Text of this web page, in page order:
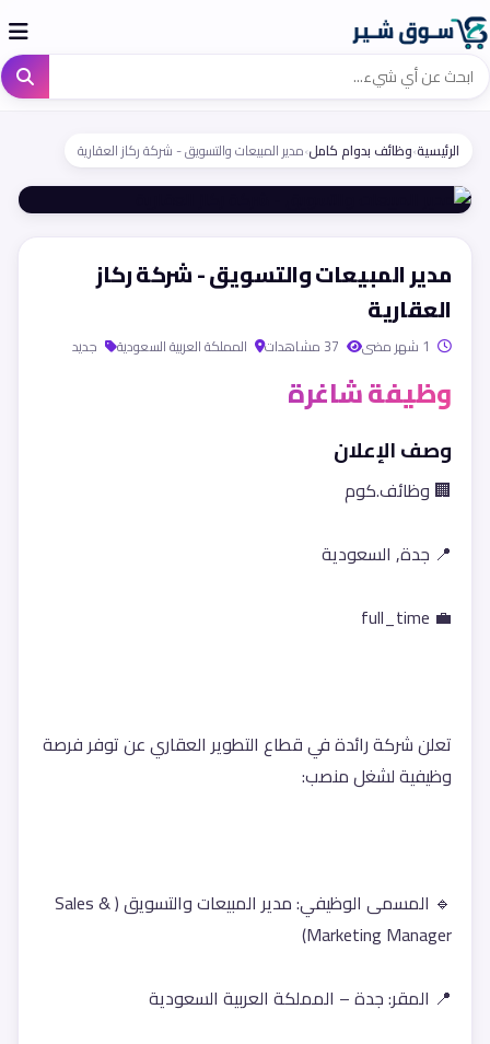
الرئيسية›وظائف بدوام كامل›مدير المبيعات والتسويق - شركة ركاز العقارية
مدير المبيعات والتسويق - شركة ركاز
العقارية
المملكة العربية السعودية جديد
وظيفة شاغرة
وصف الإعلان
🏢 وظائف.كوم
📍 جدة, السعودية
💼 full_time
وظيفية لشغل منصب:
🔹 المسمى الوظيفي: مدير المبيعات والتسويق (Sales &
Marketing Manager)
📍 المقر: جدة – المملكة العربية السعودية